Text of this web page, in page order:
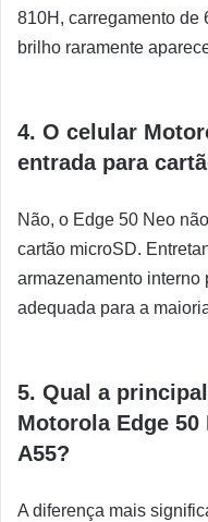
810H, carregamento de
brilho raramente
4. O celular
entrada para
Não, o Edge 50 Neo
cartão microSD.
armazenamento interno
adequada para a
5. Qual a
Motorola Edge 50
A55?
A diferença mais